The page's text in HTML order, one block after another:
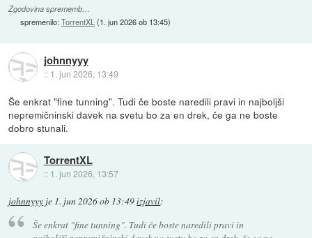
Zgodovina sprememb…
spremenilo:TorrentXL(1. jun 2026 ob 13:45)
johnnyyy
:: 1. jun 2026, 13:49
Še enkrat "fine tunning". Tudi če boste naredili pravi in najboljši
nepremičninski davek na svetu bo za en drek, če ga ne boste
dobro stunali.
TorrentXL
:: 1. jun 2026, 13:57
johnnyyy je 1. jun 2026 ob 13:49izjavil:
Še enkrat "fine tunning". Tudi če boste naredili pravi in